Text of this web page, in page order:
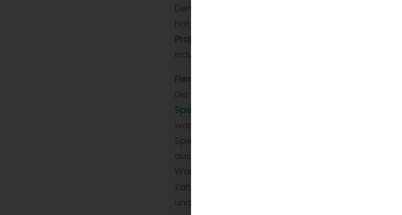
Denkweise eines Industriekonzerns verstehen. So
hat sich auf uns eingestellt und vermittelt, dass
Projektleiter Digital Transformation Office bei
Industrieunternehmens waren zu jeder Zeit
Flexible Shop-Plattform
Der Shop wurde
auf Basis der Shop-Plattform
Speed4Trade Connect
hatte Bilstein überzeugt –
was z. B. die Anbindung an Standardschnittstellen
Speed4Trade Connect von mehreren
aus dem ERP-System. Das
fügt
Warengruppenstruktur hinzu. Die Bestellungen
Zahlungsdienstleister die Zahlungssicherung
und Lagerverwaltungssystem weitergeleitet.